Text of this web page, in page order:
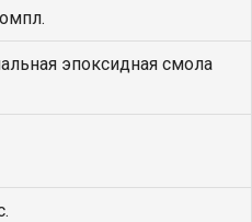
эпоксидная смола